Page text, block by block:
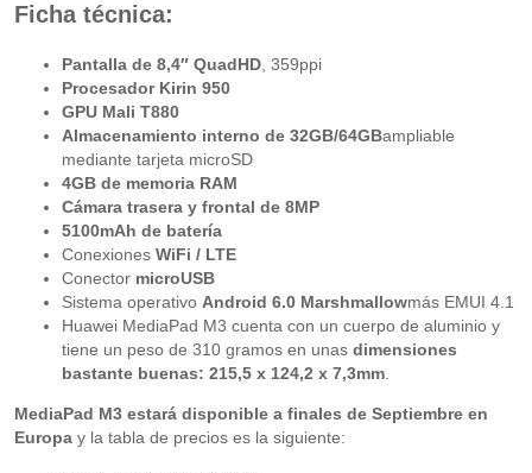
Ficha técnica:
Pantalla de 8,4″ QuadHD, 359ppi
Procesador Kirin 950
GPU Mali T880
Almacenamiento interno de 32GB/64GBampliable
mediante tarjeta microSD
4GB de memoria RAM
Cámara trasera y frontal de 8MP
5100mAh de batería
Conexiones WiFi / LTE
Conector microUSB
Sistema operativo Android 6.0 Marshmallowmás EMUI 4.1
Huawei MediaPad M3 cuenta con un cuerpo de aluminio y
tiene un peso de 310 gramos en unas dimensiones
bastante buenas: 215,5 x 124,2 x 7,3mm.
MediaPad M3 estará disponible a finales de Septiembre en
Europay la tabla de precios es la siguiente: